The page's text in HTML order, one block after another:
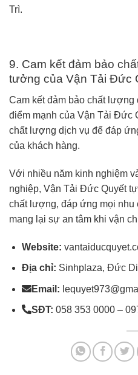
Trì.
9. Cam kết đảm bảo
tưởng của Vận Tải Đức
Cam kết đảm bảo chất lượng
điểm mạnh của Vận Tải Đức
chất lượng dịch vụ để đáp
của khách hàng.
Với nhiều năm kinh nghiệm
nghiệp, Vận Tải Đức Quyết
chất lượng, đáp ứng mọi nhu
mang lại sự an tâm khi vận
Website:
Địa chỉ: Sinhplaza, Đức
Email:
SĐT: 058 353 0000 –